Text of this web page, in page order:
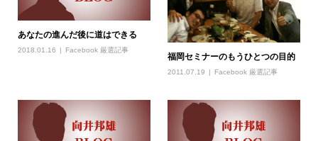
あなたの進んだ後に道はできる
2018.01.16 Facebook 厳選記事
福岡セミナーのもうひとつの目的
2011.07.19 Facebook 厳選記事